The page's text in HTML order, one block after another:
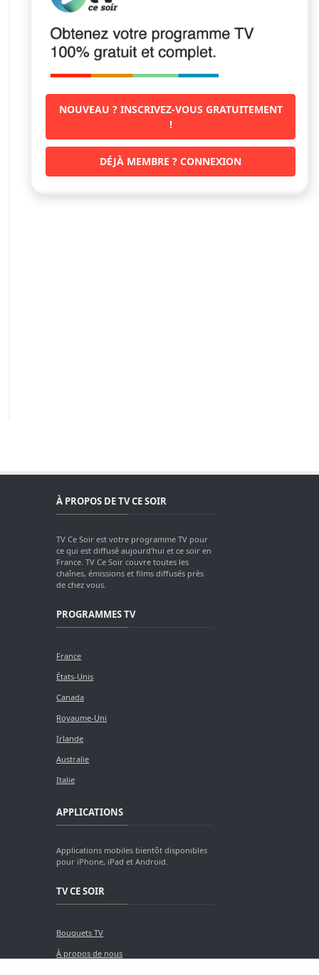
NOUVEAU ? INSCRIVEZ-VOUS GRATUITEMENT
!
DÉJÀ MEMBRE ? CONNEXION
À PROPOS DE TV CE SOIR
TV Ce Soir est votre programme TV pour
ce qui est diffusé aujourd'hui et ce soir en
France. TV Ce Soir couvre toutes les
chaînes, émissions et films diffusés près
de chez vous.
PROGRAMMES TV
France
États-Unis
Canada
Royaume-Uni
Irlande
Australie
Italie
APPLICATIONS
Applications mobiles bientôt disponibles
pour iPhone, iPad et Android.
TV CE SOIR
Bouquets TV
À propos de nous